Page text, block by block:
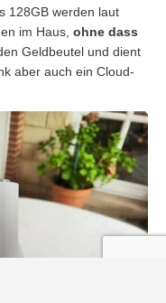
128GB werden laut
im Haus, ohne dass
Geldbeutel und dient
aber auch ein Cloud-